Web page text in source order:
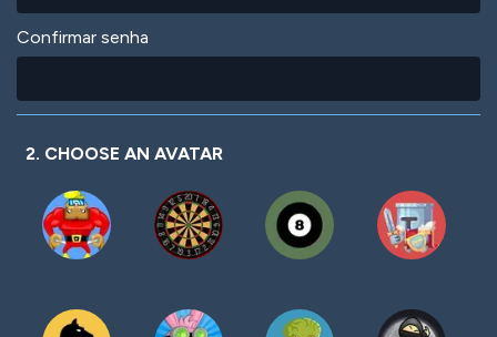
Confirmar senha
2. CHOOSE AN AVATAR